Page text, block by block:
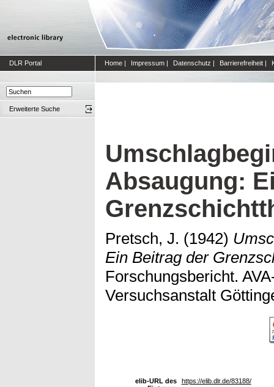
DLR Portal Home | Impressum | Datenschutz | Barrierefreiheit |
Erweiterte Suche
Absaugung:
Pretsch, J. (1942)
Ein Beitrag der
Forschungsbericht.
Versuchsanstalt
elib-URL des
https://elib.dlr.de/83188/